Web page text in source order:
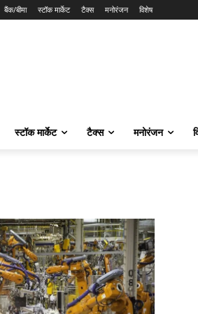
बैंक/बीमा स्टॉक मार्केट टैक्स मनोरंजन विशेष
स्टॉक मार्केट टैक्स मनोरंजन